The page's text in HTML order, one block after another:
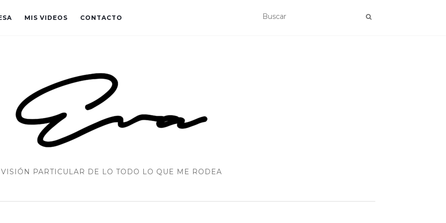
MIS VIDEOS CONTACTO
VISIÓN PARTICULAR DE LO TODO LO QUE ME RODEA